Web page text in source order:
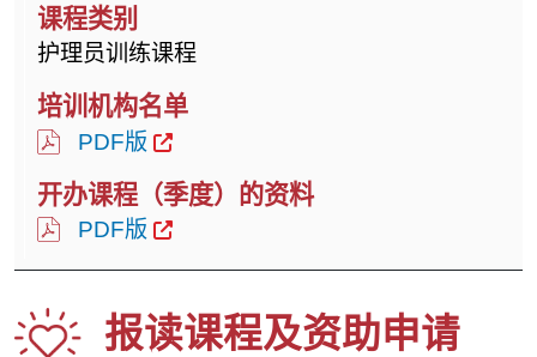
护理员训练课程
PDF版
PDF版
报读课程及资助申请